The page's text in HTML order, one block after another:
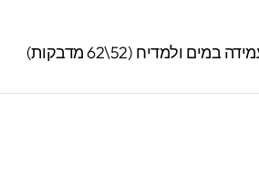
ולמדיח (52\62 מדבקות)